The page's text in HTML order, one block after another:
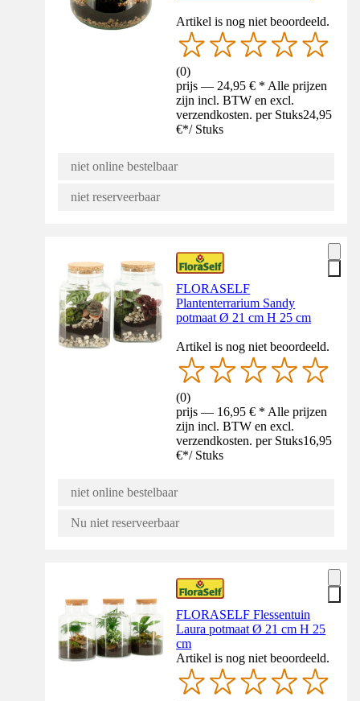
Artikel is nog niet beoordeeld.
(0)
prijs — 24,95 € * Alle prijzen
zijn incl. BTW en excl.
verzendkosten. per Stuks24,95
€*/ Stuks
niet online bestelbaar
niet reserveerbaar
FLORASELF
Plantenterrarium Sandy
potmaat Ø 21 cm H 25 cm
Artikel is nog niet beoordeeld.
(0)
prijs — 16,95 € * Alle prijzen
zijn incl. BTW en excl.
verzendkosten. per Stuks16,95
€*/ Stuks
niet online bestelbaar
Nu niet reserveerbaar
FLORASELF Flessentuin
Laura potmaat Ø 21 cm H 25
cm
Artikel is nog niet beoordeeld.